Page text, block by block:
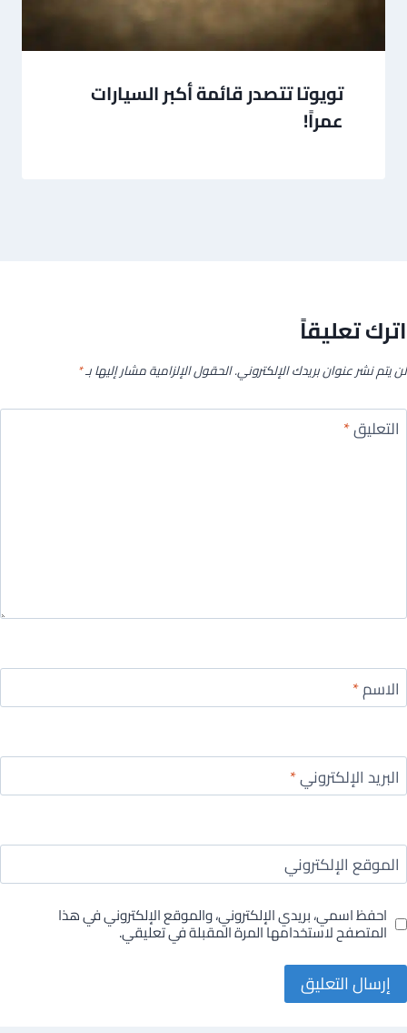
تويوتا تتصدر قائمة أكبر السيارات
عمراً!
اترك تعليقاً
لن يتم نشر عنوان بريدك الإلكتروني.الحقول الإلزامية مشار إليها بـ*
التعليق*
الاسم*
البريد الإلكتروني*
الموقع الإلكتروني
احفظ اسمي، بريدي الإلكتروني، والموقع الإلكتروني في هذا
المتصفح لاستخدامها المرة المقبلة في تعليقي.